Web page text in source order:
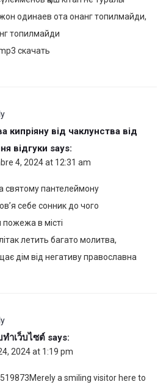
одинаев ота онанг топилмайди,
топилмайди
скачать
кипріяну від чаклунства від
відгуки says:
4, 2024 at 12:31 am
святому пантелеймону
себе сонник до чого
пожежа в місті
летить багато молитва,
дім від негативу православна
ำเว็บไซต์ says:
2024 at 1:19 pm
a smiling visitor here to